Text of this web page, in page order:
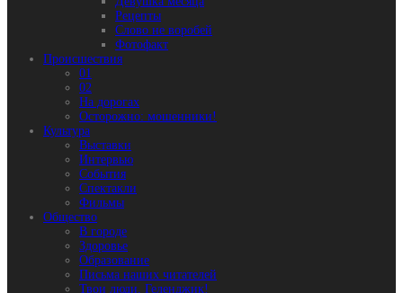
Рецепты
Слово не воробей
Фотофакт
Происшествия
01
02
На дорогах
Осторожно: мошенники!
Культура
Выставки
Интервью
События
Спектакли
Фильмы
Общество
В городе
Здоровье
Образование
Письма наших читателей
Твои люди, Геленджик!